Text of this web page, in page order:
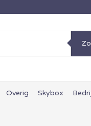
Overig Skybox